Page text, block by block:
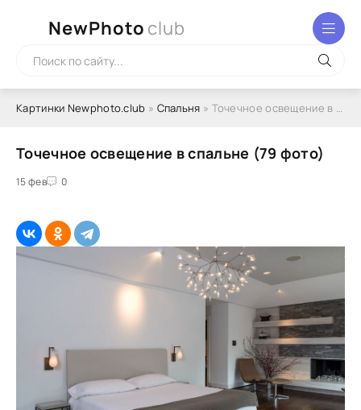
NewPhoto club
Картинки Newphoto.club » Спальня » Точечное освещение в спальне (79 фото)
Точечное освещение в спальне (79 фото)
15 фев 0